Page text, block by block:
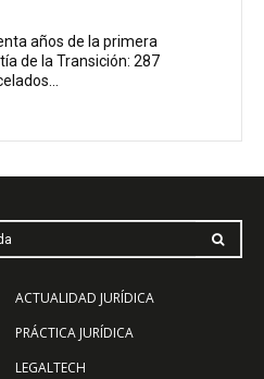
años de la primera
de la Transición: 287
ACTUALIDAD JURÍDICA
PRÁCTICA JURÍDICA
LEGALTECH